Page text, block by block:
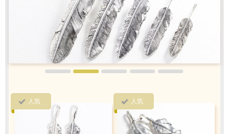
クロネコwebコレクト／
カード決済
ご注文完了後『お支払い手続き』のリンクから
ご利用回数
ご利用限度額
1回のお買い物
¥300,000迄
人気 人気